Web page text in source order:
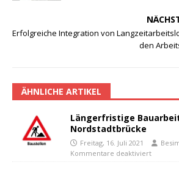
Erfolgreiche Integration von
den
ÄHNLICHE ARTIKEL
Längerfristige
Nordstadtbrücke
Freitag, 16. Juli 2021
Kommentare deaktiviert